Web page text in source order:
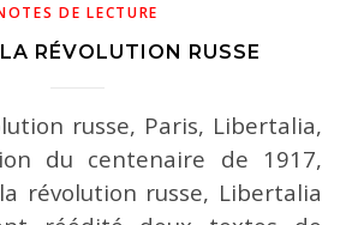
DE LECTURE
RÉVOLUTION RUSSE
du centenaire de 1917,
révolution russe, Libertalia